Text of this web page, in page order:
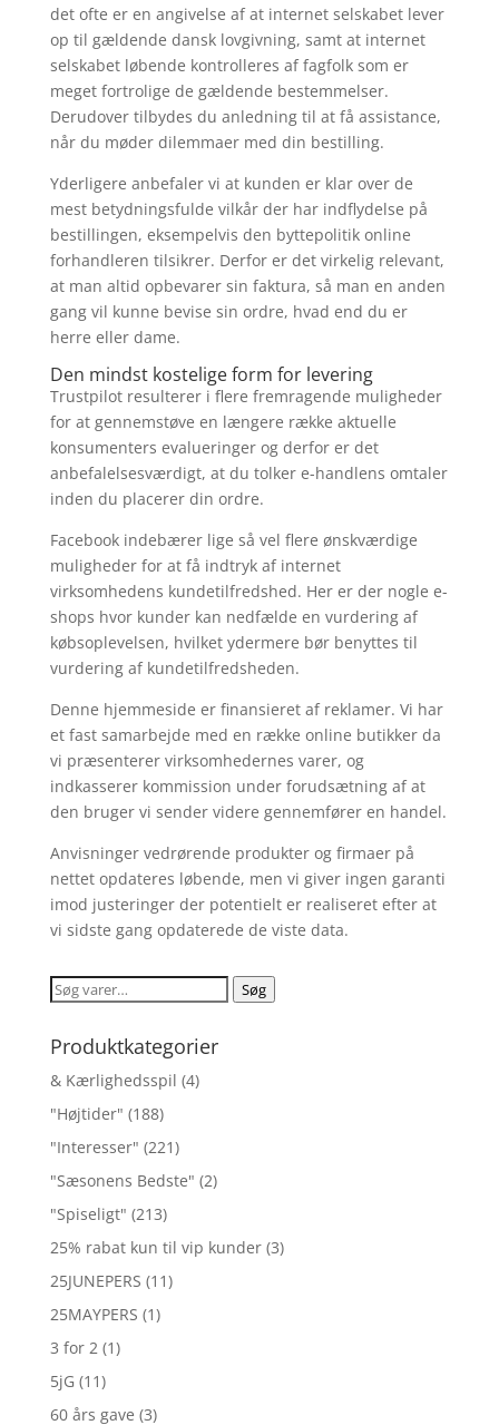
det ofte er en angivelse af at internet selskabet lever
op til gældende dansk lovgivning, samt at internet
selskabet løbende kontrolleres af fagfolk som er
meget fortrolige de gældende bestemmelser.
Derudover tilbydes du anledning til at få assistance,
når du møder dilemmaer med din bestilling.
Yderligere anbefaler vi at kunden er klar over de
mest betydningsfulde vilkår der har indflydelse på
bestillingen, eksempelvis den byttepolitik online
forhandleren tilsikrer. Derfor er det virkelig relevant,
at man altid opbevarer sin faktura, så man en anden
gang vil kunne bevise sin ordre, hvad end du er
herre eller dame.
Den mindst kostelige form for levering
Trustpilot resulterer i flere fremragende muligheder
for at gennemstøve en længere række aktuelle
konsumenters evalueringer og derfor er det
anbefalelsesværdigt, at du tolker e-handlens omtaler
inden du placerer din ordre.
Facebook indebærer lige så vel flere ønskværdige
muligheder for at få indtryk af internet
virksomhedens kundetilfredshed. Her er der nogle e-
shops hvor kunder kan nedfælde en vurdering af
købsoplevelsen, hvilket ydermere bør benyttes til
vurdering af kundetilfredsheden.
Denne hjemmeside er finansieret af reklamer. Vi har
et fast samarbejde med en række online butikker da
vi præsenterer virksomhedernes varer, og
indkasserer kommission under forudsætning af at
den bruger vi sender videre gennemfører en handel.
Anvisninger vedrørende produkter og firmaer på
nettet opdateres løbende, men vi giver ingen garanti
imod justeringer der potentielt er realiseret efter at
vi sidste gang opdaterede de viste data.
Søg
Søg
Produktkategorier
& Kærlighedsspil (4)
"Højtider" (188)
"Interesser" (221)
"Sæsonens Bedste" (2)
"Spiseligt" (213)
25% rabat kun til vip kunder (3)
25JUNEPERS (11)
25MAYPERS (1)
3 for 2 (1)
5jG (11)
60 års gave (3)